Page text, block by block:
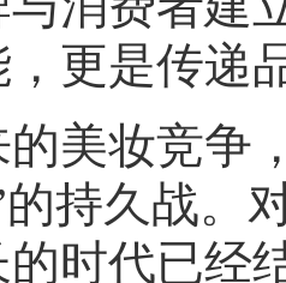
更是传递
妆竞争，
的持久战。
时代已经